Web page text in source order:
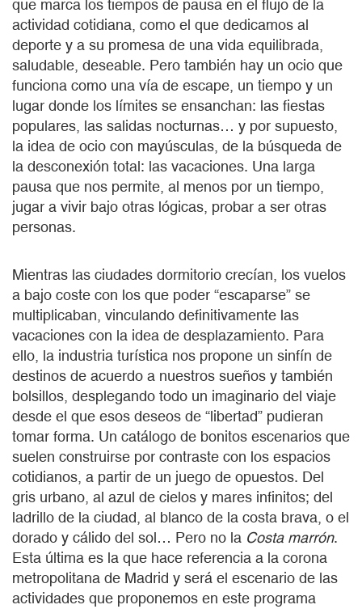
que marca los tiempos de pausa en el flujo de la
actividad cotidiana, como el que dedicamos al
deporte y a su promesa de una vida equilibrada,
saludable, deseable. Pero también hay un ocio que
funciona como una vía de escape, un tiempo y un
lugar donde los límites se ensanchan: las fiestas
populares, las salidas nocturnas… y por supuesto,
la idea de ocio con mayúsculas, de la búsqueda de
la desconexión total: las vacaciones. Una larga
pausa que nos permite, al menos por un tiempo,
jugar a vivir bajo otras lógicas, probar a ser otras
Mientras las ciudades dormitorio crecían, los vuelos
a bajo coste con los que poder “escaparse” se
multiplicaban, vinculando definitivamente las
vacaciones con la idea de desplazamiento. Para
ello, la industria turística nos propone un sinfín de
destinos de acuerdo a nuestros sueños y también
bolsillos, desplegando todo un imaginario del viaje
desde el que esos deseos de “libertad” pudieran
tomar forma. Un catálogo de bonitos escenarios que
suelen construirse por contraste con los espacios
cotidianos, a partir de un juego de opuestos. Del
gris urbano, al azul de cielos y mares infinitos; del
ladrillo de la ciudad, al blanco de la costa brava, o el
dorado y cálido del sol… Pero no la Costa marrón.
Esta última es la que hace referencia a la corona
metropolitana de Madrid y será el escenario de las
actividades que proponemos en este programa